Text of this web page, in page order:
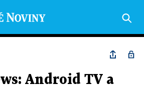
Android TV a